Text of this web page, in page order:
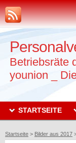
Betriebsräte
younion _
STARTSEITE
Startseite > Bilder aus 2017